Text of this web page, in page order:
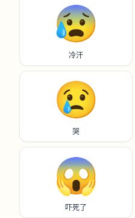
😰
冷汗
😢
哭
😱
吓死了